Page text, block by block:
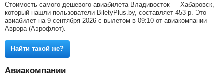
Стоимость самого дешевого авиабилета Владивосток — Хабаровск,
который нашли пользователи BiletyPlus.by, составляет 453 р . Это
авиабилет на 9 сентября 2026 с вылетом в 09:10 от авиакомпании
Аврора (Аэрофлот).
Найти такой же?
Авиакомпании